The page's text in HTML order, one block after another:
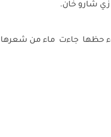
زي شارو خان.
حظها جاءت ماء من شعرها